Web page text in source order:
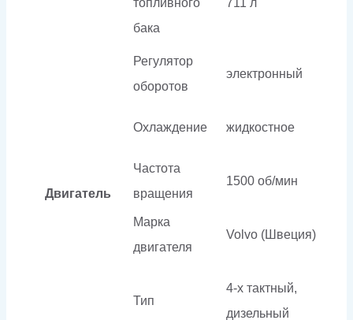
бака
Двигатель
Регулятор
оборотов
электронный
Охлаждение жидкостное
Частота
вращения
1500 об/мин
Марка
двигателя
Volvo (Швеция)
Тип
4-х тактный,
дизельный